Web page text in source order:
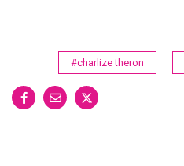
#charlize theron